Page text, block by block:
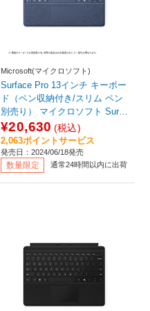
Microsoft(マイクロソフト)
Surface Pro 13インチ キーボー
ド（ペン収納付き/スリム ペン
別売り） マイクロソフト Surfa
ce サファイア 8XA00233
¥20,630 (税込)
2,063ポイントサービス
発売日：2024/06/18発売
数量限定 通常24時間以内に出荷